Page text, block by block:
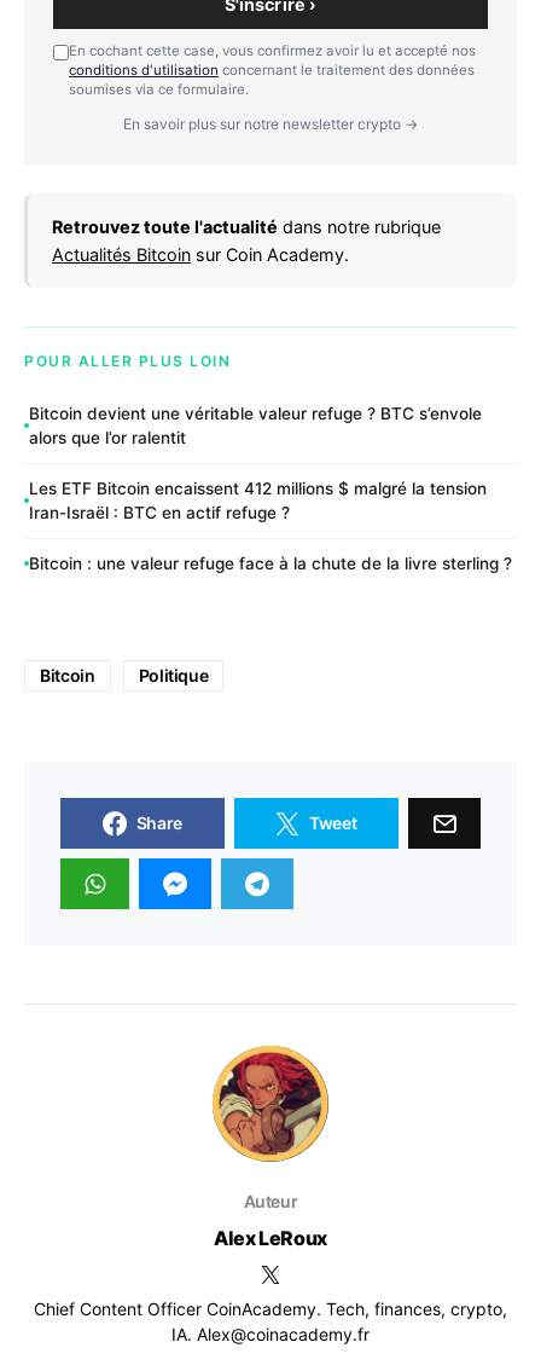
S'inscrire ›
En cochant cette case, vous confirmez avoir lu et accepté nos
conditions d'utilisation concernant le traitement des données
soumises via ce formulaire.
En savoir plus sur notre newsletter crypto →
Retrouvez toute l'actualité dans notre rubrique
Actualités Bitcoin sur Coin Academy.
POUR ALLER PLUS LOIN
Bitcoin devient une véritable valeur refuge ? BTC s’envole
alors que l’or ralentit
Les ETF Bitcoin encaissent 412 millions $ malgré la tension
Iran-Israël : BTC en actif refuge ?
Bitcoin : une valeur refuge face à la chute de la livre sterling ?
Bitcoin Politique
Share Tweet
Auteur
Alex LeRoux
Chief Content Officer CoinAcademy. Tech, finances, crypto,
IA. Alex@coinacademy.fr